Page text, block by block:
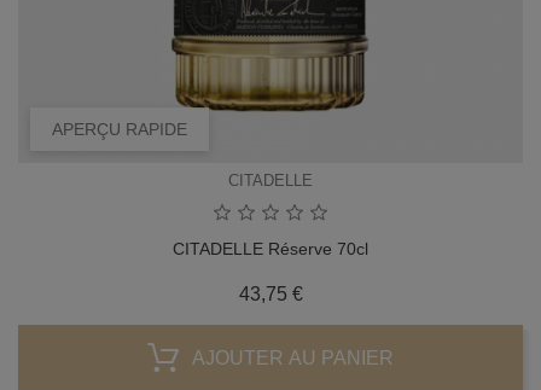
APERÇU RAPIDE
CITADELLE
CITADELLE Réserve 70cl
43,75 €Prix
AJOUTER AU PANIER